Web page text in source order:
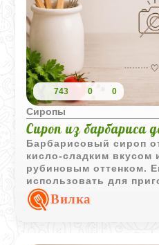
743 0 0
Сиропы
Сироп из барбариса
Барбарисовый сироп
кисло-сладким вкусом
рубиновым оттенком.
использовать для
десертов и различных
Вилка